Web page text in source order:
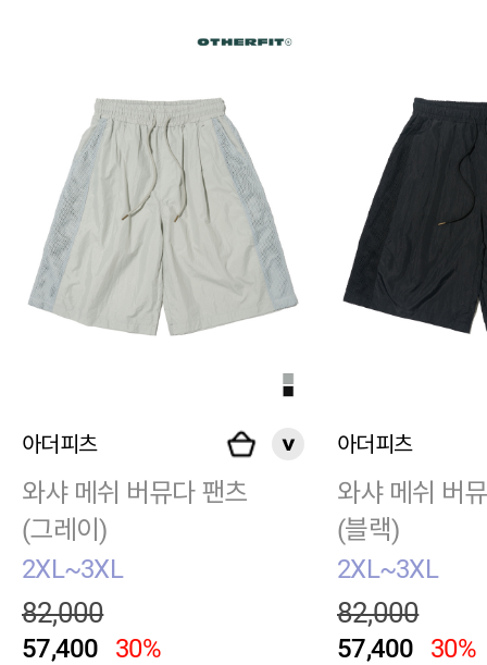
아더피츠
와샤 메쉬 버뮤다 팬츠
(그레이)
2XL~3XL
82,000
57,400 30%
아더피츠
와샤 메쉬 버
(블랙)
2XL~3XL
82,000
57,400 30%